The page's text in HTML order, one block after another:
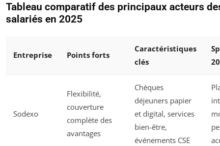
Tableau comparatif des principaux acteurs
salariés en 2025
Entreprise Points forts
Caractéristiques
clés
Sodexo
Flexibilité,
couverture
complète des
avantages
Chèques
déjeuners papier
et digital, services
bien-être,
événements CSE